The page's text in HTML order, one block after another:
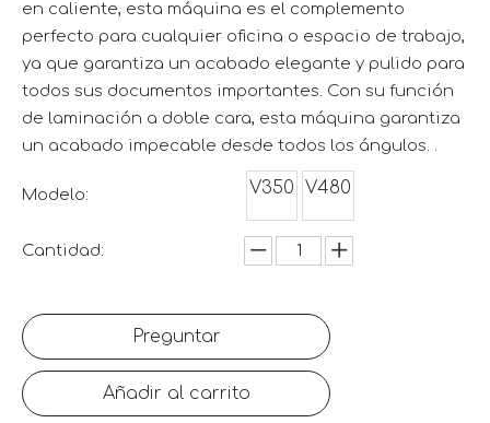
en caliente, esta máquina es el complemento
perfecto para cualquier oficina o espacio de trabajo,
ya que garantiza un acabado elegante y pulido para
todos sus documentos importantes. Con su función
de laminación a doble cara, esta máquina garantiza
un acabado impecable desde todos los ángulos. .
Modelo: V350 V480
Cantidad:
Preguntar
Añadir al carrito